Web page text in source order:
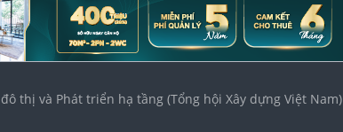
thị và Phát triển hạ tầng (Tổng hội Xây dựng Việt Nam)